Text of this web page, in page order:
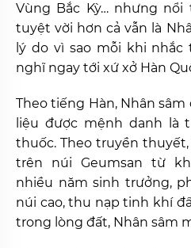
Vùng Bắc Kỳ… nhưng
tuyệt vời hơn cả vẫn là
lý do vì sao mỗi khi
nghĩ ngay tới xứ xở Hàn
Theo tiếng Hàn, Nhân
liệu được mệnh danh là
thuốc. Theo truyền
trên núi Geumsan từ
nhiều năm sinh trưởng,
núi cao, thu nạp tinh khí
trong lòng đất, Nhân sâm